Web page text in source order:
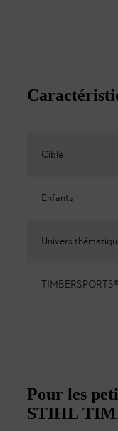
Cible
Enfants
Univers
TIMBERSPORTS®
Pour les
STIHL